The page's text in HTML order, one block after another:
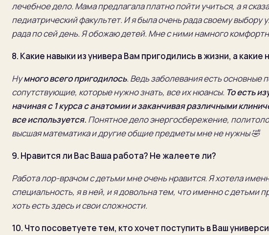
лечебное дело. Мама предлагала платно пойти учиться, а я
педиатрический факультет. И я была очень рада своему выбору
рада по сей день. Я обожаю детей. Мне с ними намного
8. Какие навыки из универа Вам пригодились в жизни, а какие
Нумного всего пригодилось. Ведь заболевания есть основные
сопутствующие, которые нужно знать, все их нюансы. То есть
начиная с 1 курса с анатомии и заканчивая различными
все используется. Понятное дело энергосбережение,
высшая математика и другие общие предметы мне не нужны 🤣
9. Нравится ли Вас Ваша работа? Не жалеете ли?
Работа лор-врачом с детьми мне очень нравится. Я хотела
специальность, я в ней, и я довольна тем, что именно с детьми
хоть есть здесь и свои сложности.
10. Что посоветуете тем, кто хочет поступить в Ваш